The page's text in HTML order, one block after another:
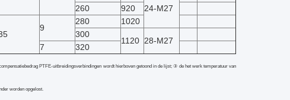
24-M27
260
920
9
280
1020
300
1120 28-M27
7 320
PTFE-uitbreidingsverbindingen wordt hierboven getoond in de lijst; ③ de het werk temperatuur van
worden opgelost.